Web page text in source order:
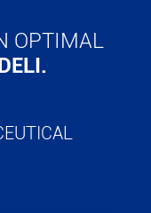
OPTIMAL